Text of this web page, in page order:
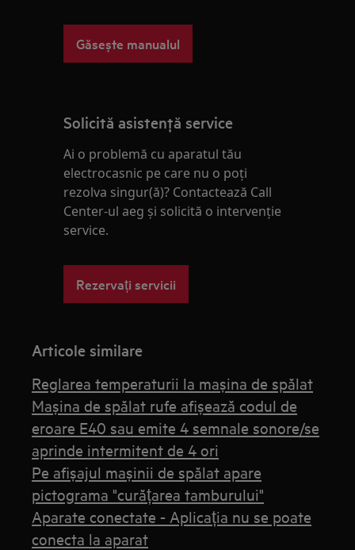
Găsește manualul
Solicită asistenţă service
Ai o problemă cu aparatul tău
electrocasnic pe care nu o poţi
rezolva singur(ă)? Contactează Call
Center-ul aeg și solicită o intervenţie
service.
Rezervați servicii
Articole similare
Reglarea temperaturii la mașina de spălat
Mașina de spălat rufe afișează codul de
eroare E40 sau emite 4 semnale sonore/se
aprinde intermitent de 4 ori
Pe afișajul mașinii de spălat apare
pictograma "curățarea tamburului"
Aparate conectate - Aplicația nu se poate
conecta la aparat